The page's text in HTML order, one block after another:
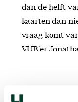
dan de helft
kaarten dan
vraag komt
VUB'er